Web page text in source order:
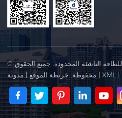
© شركة شيامن سي آند دي للطاقة الناشئة المحدودة. جميع الحقوق
محفوظة.خريطة الموقع|مدونة | XML |